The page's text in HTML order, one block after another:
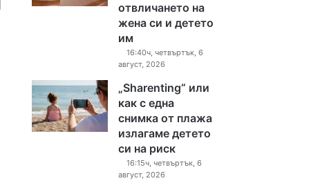
отвличането на
жена си и детето
им
16:40ч, четвъртък, 6
август, 2026
„Sharenting“ или
как с една
снимка от плажа
излагаме детето
си на риск
16:15ч, четвъртък, 6
август, 2026